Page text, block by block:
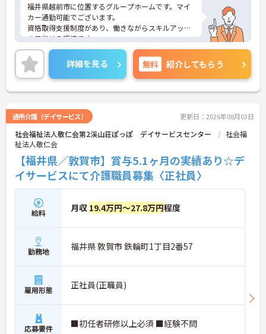
福井県越前市に位置するグループホームです。マイ
カー通勤可能でございます。
資格取得支援制度があり、働きながらスキルアップ
を目指せる環境です。
ご興味のある方には、面接対策ポイントなど、さら
に詳細をお話しいたしますのでお気軽にご相談くだ
さい！
詳細を見る 無料 紹介してもらう
通所介護（デイサービス） 更新日：2026年08月03日
社会福祉法人敬仁会第2渓山荘ぽっぽ デイサービスセンター
社会福
祉法人敬仁会
【福井県／敦賀市】賞与5.1ヶ月の実績あり☆デ
イサービスにて介護職員募集〈正社員〉
給料 月収 19.4万円～27.8万円程度
勤務地 福井県 敦賀市 鉄輪町1丁目2番57
雇用形態 正社員(正職員)
応募要件 ■初任者研修以上必須 ■経験不問